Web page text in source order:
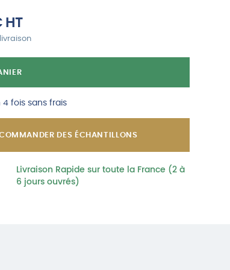
HT
4 fois sans frais
DES ÉCHANTILLONS
Livraison Rapide sur toute la France (2 à
6 jours ouvrés)